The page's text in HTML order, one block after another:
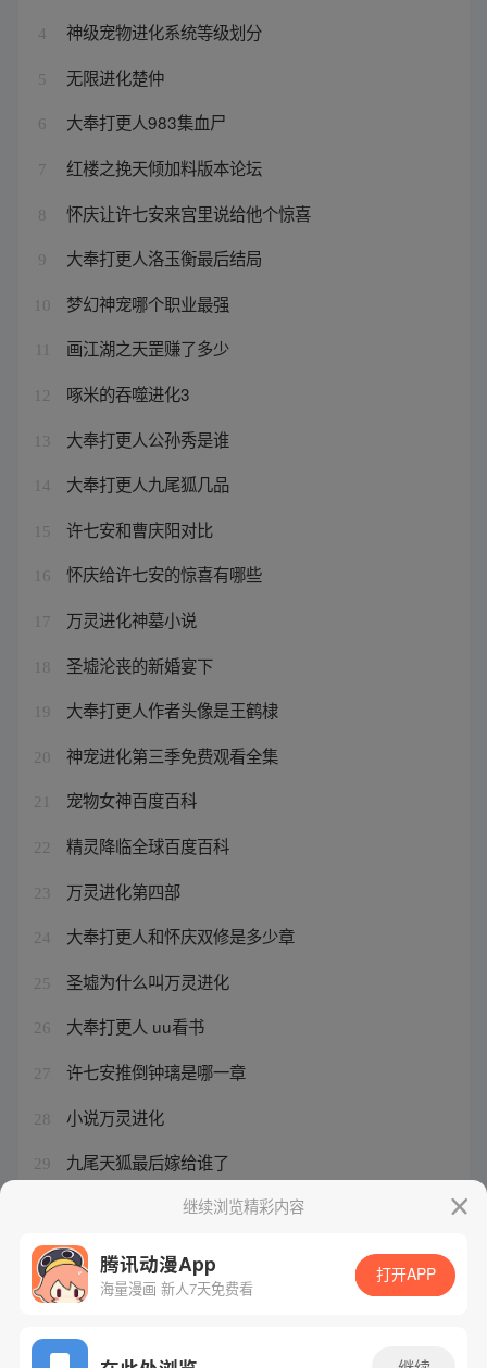
4 神级宠物进化系统等级划分
5 无限进化楚仲
6 大奉打更人983集血尸
7 红楼之挽天倾加料版本论坛
8 怀庆让许七安来宫里说给他个惊喜
9 大奉打更人洛玉衡最后结局
10 梦幻神宠哪个职业最强
画江湖之天罡赚了多少
12 啄米的吞噬进化3
13 大奉打更人公孙秀是谁
14 大奉打更人九尾狐几品
15 许七安和曹庆阳对比
16 怀庆给许七安的惊喜有哪些
17 万灵进化神墓小说
18 圣墟沦丧的新婚宴下
19 大奉打更人作者头像是王鹤棣
20 神宠进化第三季免费观看全集
21 宠物女神百度百科
22 精灵降临全球百度百科
23 万灵进化第四部
24 大奉打更人和怀庆双修是多少章
25 圣墟为什么叫万灵进化
26 大奉打更人 uu看书
27 许七安推倒钟璃是哪一章
28 小说万灵进化
29 九尾天狐最后嫁给谁了
神宠进化阿斑是什么级别继续浏览精彩内容
腾讯动漫App
海量漫画 新人7天免费看
打开APP
网站备案/许可证号：粤B2-20090059-5